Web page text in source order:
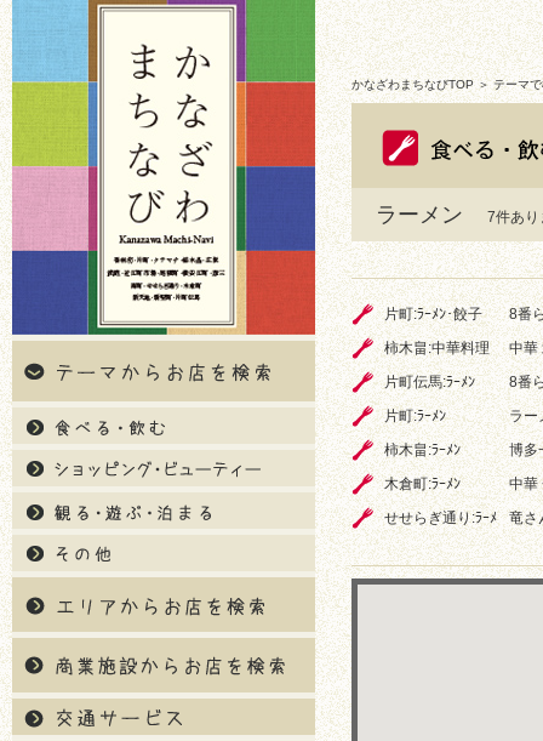
かなざわまちなびTOP＞ テーマで
ラーメン 7件あり
片町:ﾗｰﾒﾝ･餃子
8番
柿木畠:中華料理
中華
片町伝馬:ﾗｰﾒﾝ
8番
片町:ﾗｰﾒﾝ
ラー
柿木畠:ﾗｰﾒﾝ
博多
木倉町:ﾗｰﾒﾝ
中華
せせらぎ通り:ﾗｰﾒ
竜さ